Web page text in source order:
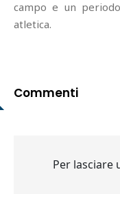
campo e un
atletica.
Commenti